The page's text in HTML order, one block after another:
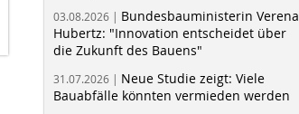
03.08.2026 | Bundesbauministerin Verena
Hubertz: "Innovation entscheidet über
die Zukunft des Bauens"
31.07.2026 | Neue Studie zeigt: Viele
Bauabfälle könnten vermieden werden